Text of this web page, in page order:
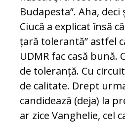
Budapesta”. Aha,
Ciucă a explicat însă
țară tolerantă” astfel
UDMR fac casă bună.
de toleranță. Cu
de calitate. Drept
candidează (deja) la
ar zice Vanghelie, cel